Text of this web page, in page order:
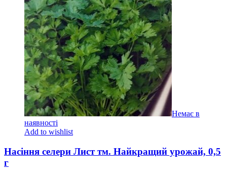
Немає в
наявності
Add to wishlist
Насіння селери Лист тм. Найкращий урожай, 0,5
г